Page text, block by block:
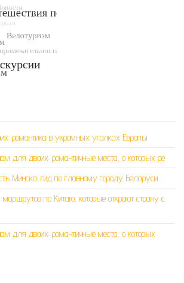
романтика в укромных уголках Европы
для двоих: романтичные места, о которых ре
Минска: гид по главному городу Беларуси
по Китаю, которые откроют страну с
для двоих: романтичные места, о которых